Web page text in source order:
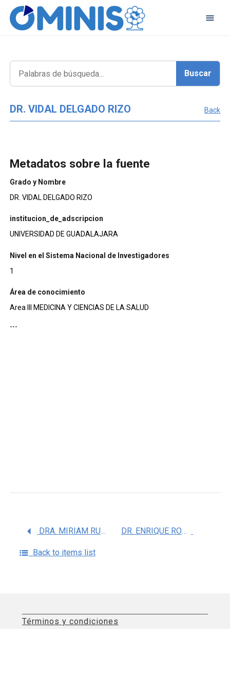
DR. VIDAL DELGADO RIZO Back
Metadatos sobre la fuente
Grado y Nombre
DR. VIDAL DELGADO RIZO
institucion_de_adscripcion
UNIVERSIDAD DE GUADALAJARA
Nivel en el Sistema Nacional de Investigadores
1
Área de conocimiento
Area III MEDICINA Y CIENCIAS DE LA SALUD
---
DRA. MIRIAM RUTH BUENO TOPETE DR. ENRIQUE ROMERO VELARDE
Back to items list
Términos y condiciones